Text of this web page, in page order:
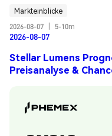
Markteinblicke
2026-08-07
5-10m
2026-08-07
Stellar Lumens
Preisanalyse &